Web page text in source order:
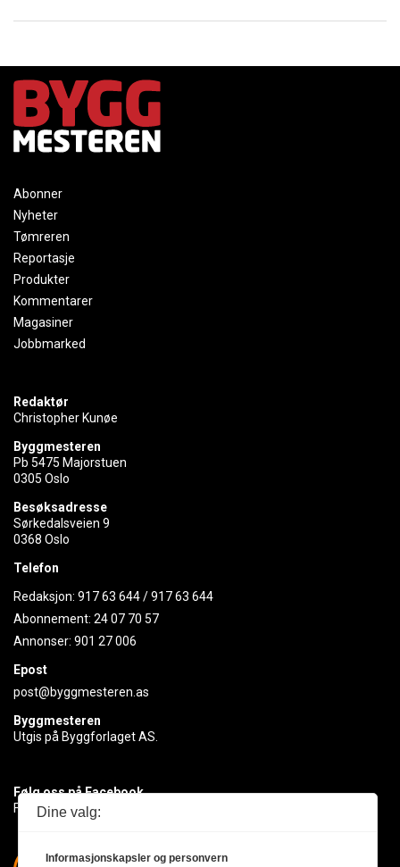
Abonner
Nyheter
Tømreren
Reportasje
Produkter
Kommentarer
Magasiner
Jobbmarked
Redaktør
Christopher Kunøe
Byggmesteren
Pb 5475 Majorstuen
0305 Oslo
Besøksadresse
Sørkedalsveien 9
0368 Oslo
Telefon
Redaksjon: 917 63 644/917 63 644
Abonnement: 24 07 70 57
Annonser: 901 27 006
Epost
post@byggmesteren.as
Byggmesteren
Utgis på Byggforlaget AS.
Følg oss på Facebook
Få med deg det siste innen byggebransjen
Dine valg:
Informasjonskapsler og personvern